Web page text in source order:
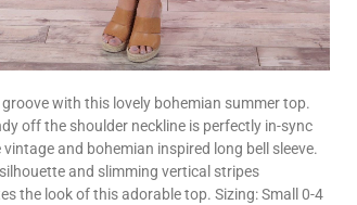
groove with this lovely bohemian summer top.
off the shoulder neckline is perfectly in-sync
and bohemian inspired long bell sleeve.
and slimming vertical stripes
the look of this adorable top. Sizing: Small 0-4